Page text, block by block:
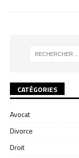
CATÉGORIES
Avocat
Divorce
Droit